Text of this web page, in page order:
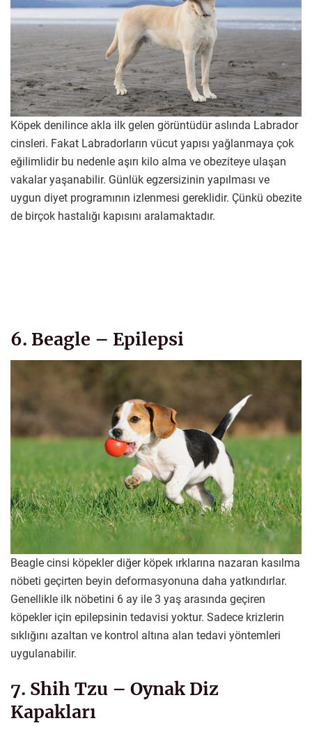
Köpek denilince akla ilk gelen görüntüdür aslında Labrador
cinsleri. Fakat Labradorların vücut yapısı yağlanmaya çok
eğilimlidir bu nedenle aşırı kilo alma ve obeziteye ulaşan
vakalar yaşanabilir. Günlük egzersizinin yapılması ve
uygun diyet programının izlenmesi gereklidir. Çünkü obezite
de birçok hastalığı kapısını aralamaktadır.
6. Beagle – Epilepsi
Beagle cinsi köpekler diğer köpek ırklarına nazaran kasılma
nöbeti geçirten beyin deformasyonuna daha yatkındırlar.
Genellikle ilk nöbetini 6 ay ile 3 yaş arasında geçiren
köpekler için epilepsinin tedavisi yoktur. Sadece krizlerin
sıklığını azaltan ve kontrol altına alan tedavi yöntemleri
uygulanabilir.
7. Shih Tzu – Oynak Diz
Kapakları